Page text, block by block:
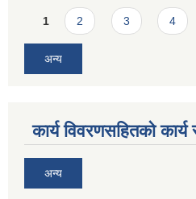
Pages
1 2 3 4
अन्य
कार्य विवरणसहितको कार्य
अन्य